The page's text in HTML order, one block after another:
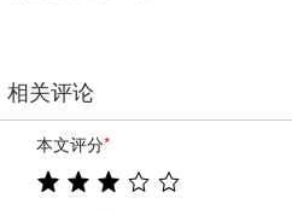
相关评论
本文评分*